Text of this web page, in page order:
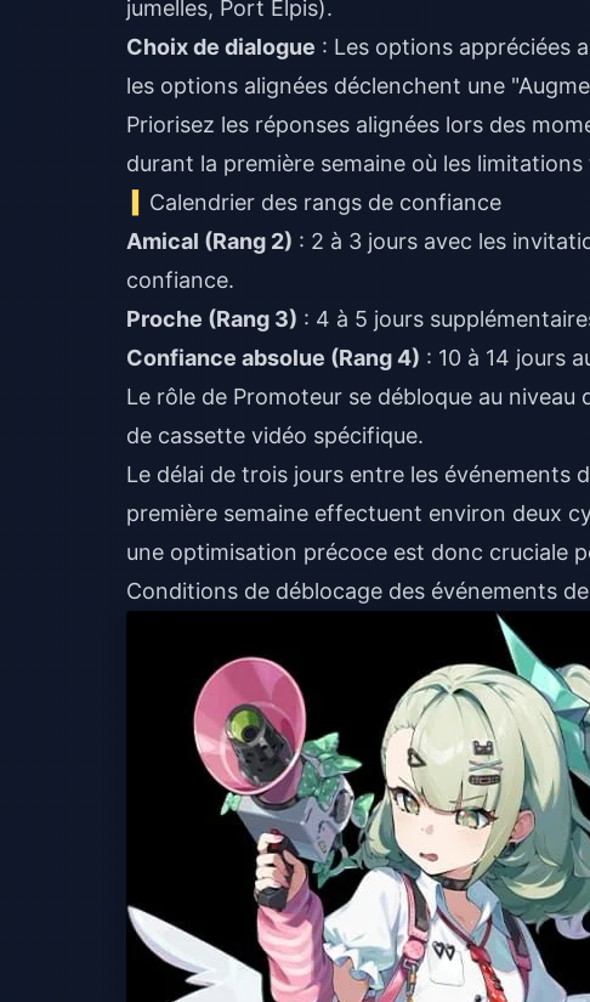
jumelles, Port Elpis).
Choix de dialogue : Les options appréciées
les options alignées déclenchent une
Priorisez les réponses alignées lors des
durant la première semaine où les
Calendrier des rangs de confiance
Amical (Rang 2) : 2 à 3 jours avec les
confiance.
Proche (Rang 3) : 4 à 5 jours
Confiance absolue (Rang 4) : 10 à 14 jours
Le rôle de Promoteur se débloque au
de cassette vidéo spécifique.
Le délai de trois jours entre les événements
première semaine effectuent environ deux
une optimisation précoce est donc cruciale
Conditions de déblocage des événements